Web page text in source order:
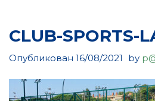
CLUB-SPORTS-
Опубликован 16/08/2021 by